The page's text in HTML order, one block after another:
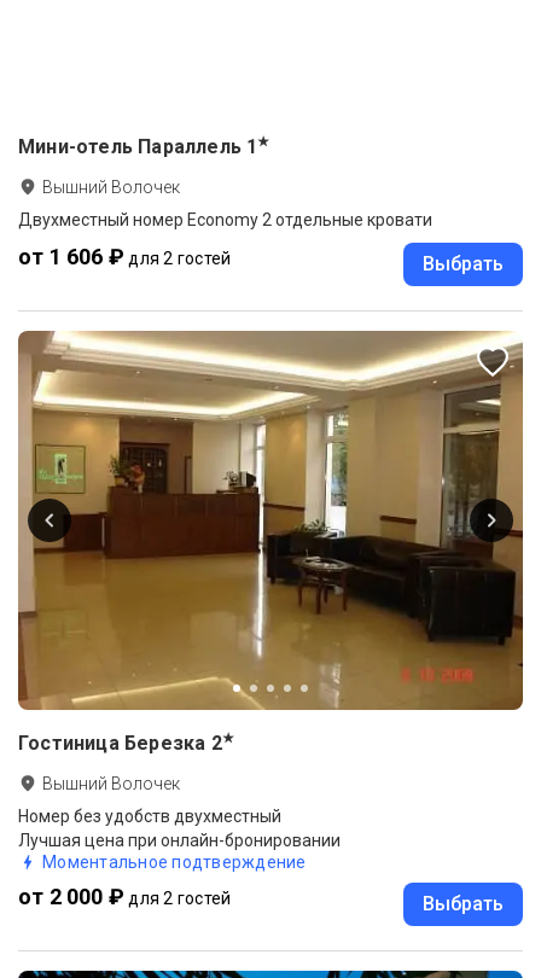
Мини-отель Параллель 1★
Вышний Волочек
Двухместный номер Economy 2 отдельные кровати
от 1 606 ₽ для 2 гостей Выбрать
Гостиница Березка 2★
Вышний Волочек
Номер без удобств двухместный
Лучшая цена при онлайн-бронировании
Моментальное подтверждение
от 2 000 ₽ для 2 гостей Выбрать